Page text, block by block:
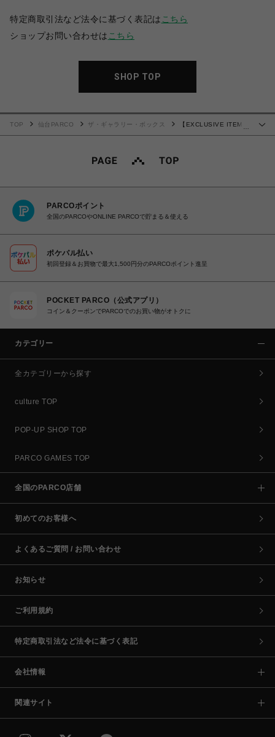
特定商取引法など法令に基づく表記は こちら
ショップお問い合わせは こちら
SHOP TOP
TOP 仙台PARCO ザ・ギャラリー・ボックス
【EXCLUSIVE ITEM】
PARCOポイント
全国のPARCOやONLINE PARCOで貯まる＆使える
ポケパル払い
初回登録＆お買物で最大1,500円分のPARCOポイント進呈
POCKET PARCO（公式アプリ）
コイン＆クーポンでPARCOでのお買い物がオトクに
カテゴリー
全カテゴリーから探す
culture TOP
POP-UP SHOP TOP
PARCO GAMES TOP
全国のPARCO店舗
初めてのお客様へ
よくあるご質問 / お問い合わせ
お知らせ
ご利用規約
特定商取引法など法令に基づく表記
会社情報
関連サイト